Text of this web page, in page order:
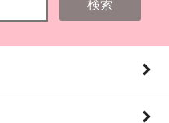
検索